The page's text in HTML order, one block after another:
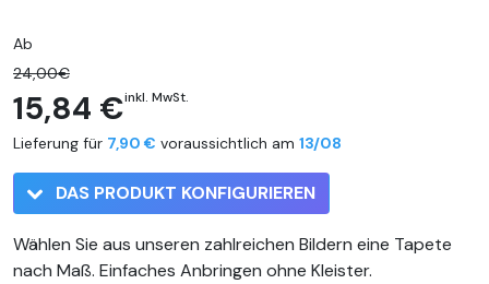
Ab
24,00€
15,84 €inkl. MwSt.
Lieferung für 7,90 € voraussichtlich am 13/08
DAS PRODUKT KONFIGURIEREN
Wählen Sie aus unseren zahlreichen Bildern eine Tapete
nach Maß. Einfaches Anbringen ohne Kleister.